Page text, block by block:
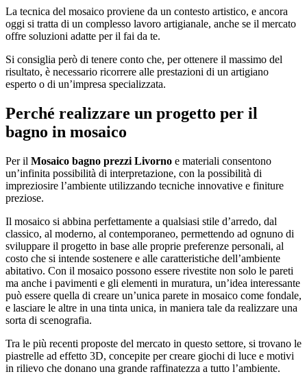
La tecnica del mosaico proviene da un contesto artistico, e ancora
oggi si tratta di un complesso lavoro artigianale, anche se il mercato
offre soluzioni adatte per il fai da te.
Si consiglia però di tenere conto che, per ottenere il massimo del
risultato, è necessario ricorrere alle prestazioni di un artigiano
esperto o di un’impresa specializzata.
Perché realizzare un progetto per il
bagno in mosaico
Per il Mosaico bagno prezzi Livorno e materiali consentono
un’infinita possibilità di interpretazione, con la possibilità di
impreziosire l’ambiente utilizzando tecniche innovative e finiture
preziose.
Il mosaico si abbina perfettamente a qualsiasi stile d’arredo, dal
classico, al moderno, al contemporaneo, permettendo ad ognuno di
sviluppare il progetto in base alle proprie preferenze personali, al
costo che si intende sostenere e alle caratteristiche dell’ambiente
abitativo. Con il mosaico possono essere rivestite non solo le pareti
ma anche i pavimenti e gli elementi in muratura, un’idea interessante
può essere quella di creare un’unica parete in mosaico come fondale,
e lasciare le altre in una tinta unica, in maniera tale da realizzare una
sorta di scenografia.
Tra le più recenti proposte del mercato in questo settore, si trovano le
piastrelle ad effetto 3D, concepite per creare giochi di luce e motivi
in rilievo che donano una grande raffinatezza a tutto l’ambiente.